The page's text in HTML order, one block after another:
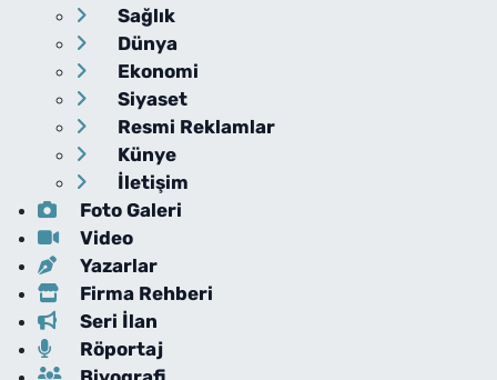
Sağlık
Dünya
Ekonomi
Siyaset
Resmi Reklamlar
Künye
İletişim
Foto Galeri
Video
Yazarlar
Firma Rehberi
Seri İlan
Röportaj